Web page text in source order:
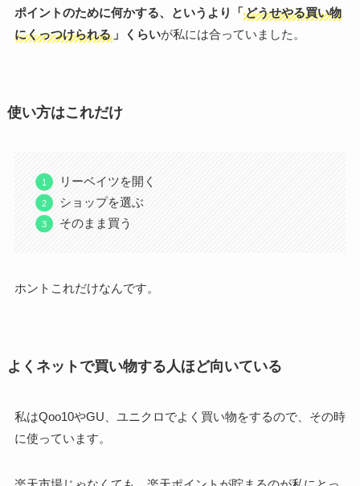
ポイントのために何かする、というより「どうせやる買い物
にくっつけられる」くらいが私には合っていました。
使い方はこれだけ
リーベイツを開く
ショップを選ぶ
そのまま買う
ホントこれだけなんです。
よくネットで買い物する人ほど向いている
私はQoo10やGU、ユニクロでよく買い物をするので、その時
に使っています。